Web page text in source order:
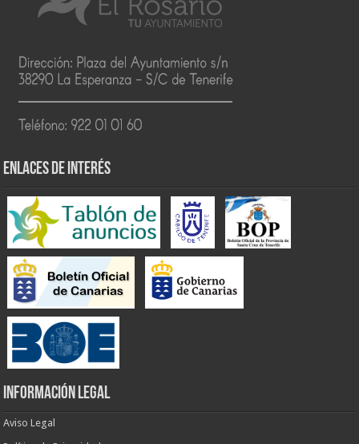
ENLACES DE INTERÉS
INFORMACIÓN LEGAL
Aviso Legal